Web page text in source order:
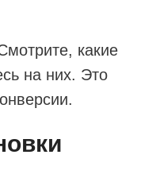
какие
на них. Это